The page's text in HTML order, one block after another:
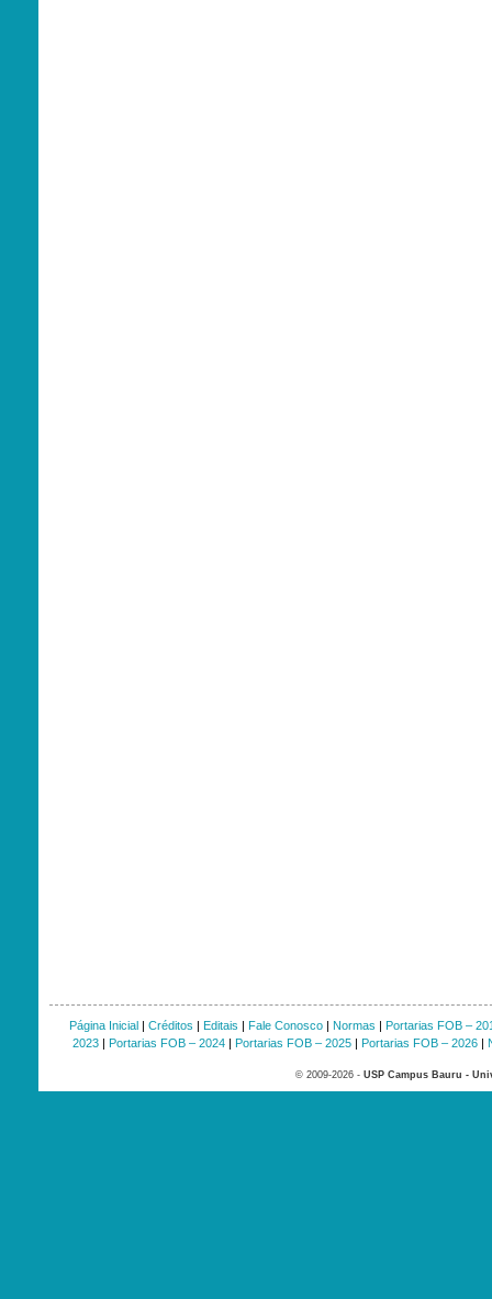
Página Inicial| Créditos | Editais | Fale Conosco| Normas | Portarias FOB –
2023| Portarias FOB – 2024| Portarias FOB – 2025| Portarias FOB – 2026|
© 2009-2026 - USP Campus Bauru -